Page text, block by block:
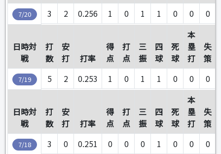
7/20 3 2 0.256 1 0 1 1 0 0 0
日時対
戦
打
数
安
打
打率
得
点
打
点
三
振
四
球
死
球
本
塁
打
失
策
7/19 5 2 0.253 1 0 1 1 0 0 0
日時対
戦
打
数
安
打
打率
得
点
打
点
三
振
四
球
死
球
本
塁
打
失
策
7/18 3 0 0.251 0 0 0 1 0 0 0